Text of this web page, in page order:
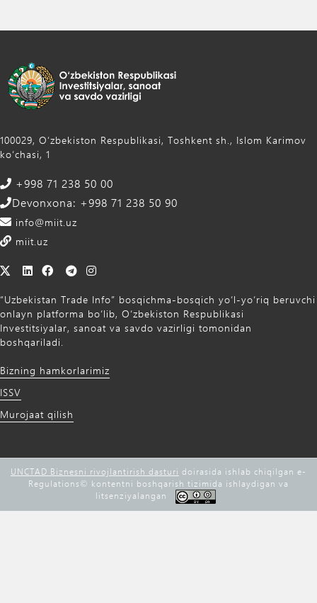
100029, Oʻzbekiston Respublikasi, Toshkent sh., Islom Karimov
ko‘chasi, 1
+998 71 238 50 00
Devonxona: +998 71 238 50 90
info@miit.uz
miit.uz
“Uzbekistan Trade Info” bosqichma-bosqich yo‘l-yo‘riq beruvchi
onlayn platforma bo‘lib, O‘zbekiston Respublikasi
Investitsiyalar, sanoat va savdo vazirligi tomonidan
boshqariladi.
Bizning hamkorlarimiz
ISSV
Murojaat qilish
UNCTAD Biznesni rivojlantirish dasturi doirasida ishlab chiqilgan e-
Regulations©️ kontentni boshqarish tizimida ishlaydigan va
litsenziyalangan